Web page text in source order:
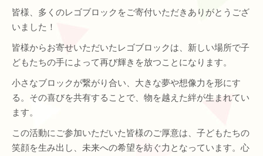
皆様、多くのレゴブロックをご寄付いただきありがとうござ
いました！
皆様からお寄せいただいたレゴブロックは、新しい場所で子
どもたちの手によって再び輝きを放つことになります。
小さなブロックが繋がり合い、大きな夢や想像力を形にす
る。その喜びを共有することで、物を越えた絆が生まれてい
ます。
この活動にご参加いただいた皆様のご厚意は、子どもたちの
笑顔を生み出し、未来への希望を紡ぐ力となっています。心